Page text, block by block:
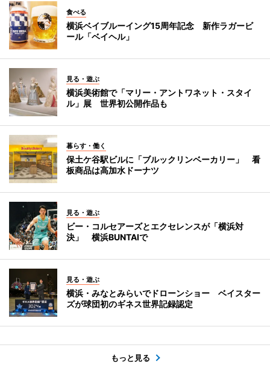
食べる
横浜ベイブルーイング15周年記念 新作ラガービ
ール「ベイヘル」
見る・遊ぶ
横浜美術館で「マリー・アントワネット・スタイ
ル」展 世界初公開作品も
暮らす・働く
保土ケ谷駅ビルに「ブルックリンベーカリー」 看
板商品は高加水ドーナツ
見る・遊ぶ
ビー・コルセアーズとエクセレンスが「横浜対
決」 横浜BUNTAIで
見る・遊ぶ
横浜・みなとみらいでドローンショー ベイスター
ズが球団初のギネス世界記録認定
もっと見る